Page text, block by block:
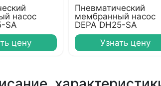
насос
SA
цену
Пневматический
мембранный насос
DEPA DH25-SA
Узнать цену